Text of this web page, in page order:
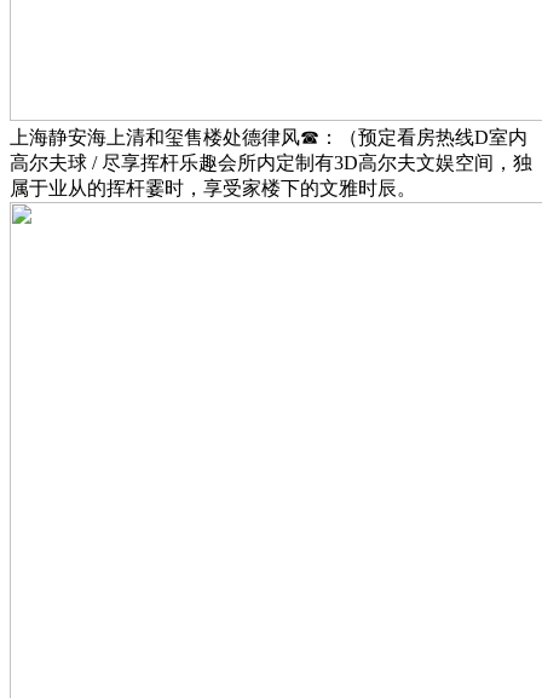
上海静安海上清和玺售楼处德律风☎：（预定看房热线D室内
高尔夫球 / 尽享挥杆乐趣会所内定制有3D高尔夫文娱空间，独
属于业从的挥杆霎时，享受家楼下的文雅时辰。